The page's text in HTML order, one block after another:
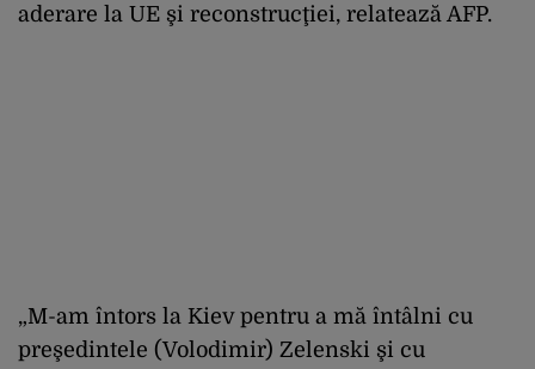
aderare la UE şi reconstrucţiei, relatează AFP.
„M-am întors la Kiev pentru a mă întâlni cu
preşedintele (Volodimir) Zelenski şi cu